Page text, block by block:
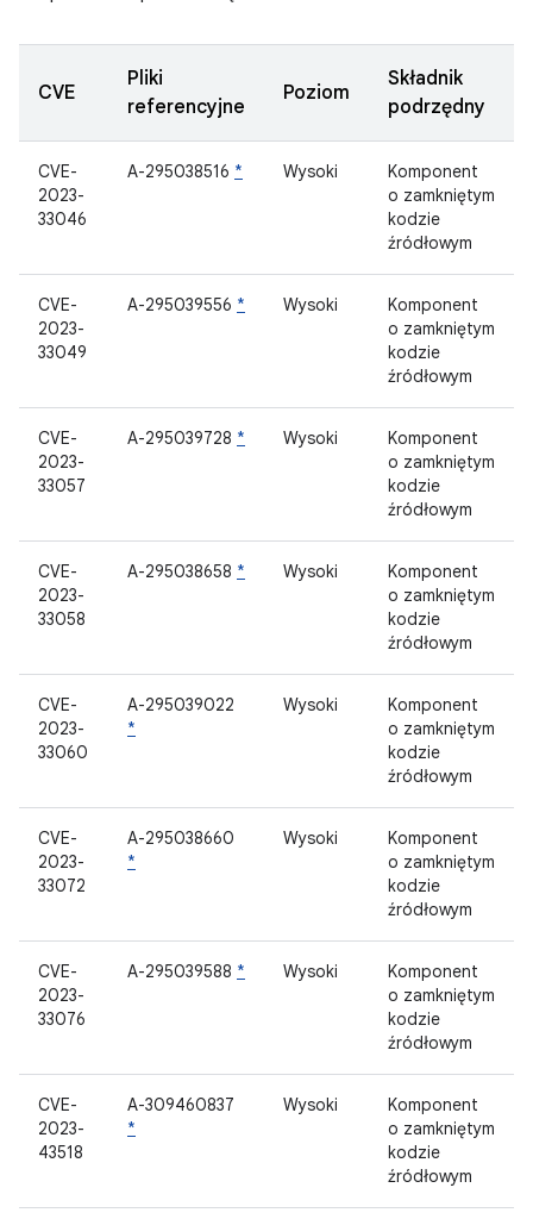
CVE
Pliki
referencyjne
Poziom
Składnik
podrzędny
CVE-
2023-
33046
A-295038516 * Wysoki
Komponent
o zamkniętym
kodzie
źródłowym
CVE-
2023-
33049
A-295039556 * Wysoki
Komponent
o zamkniętym
kodzie
źródłowym
CVE-
2023-
33057
A-295039728 * Wysoki
Komponent
o zamkniętym
kodzie
źródłowym
CVE-
2023-
33058
A-295038658 * Wysoki
Komponent
o zamkniętym
kodzie
źródłowym
CVE-
2023-
33060
A-295039022
*
Wysoki
Komponent
o zamkniętym
kodzie
źródłowym
CVE-
2023-
33072
A-295038660
*
Wysoki
Komponent
o zamkniętym
kodzie
źródłowym
CVE-
2023-
33076
A-295039588 * Wysoki
Komponent
o zamkniętym
kodzie
źródłowym
CVE-
2023-
43518
A-309460837
*
Wysoki
Komponent
o zamkniętym
kodzie
źródłowym